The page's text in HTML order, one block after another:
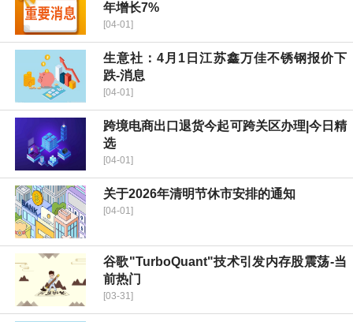
年增长7%
[04-01]
生意社：4月1日江苏鑫万佳不锈钢报价下
跌-消息
[04-01]
跨境电商出口退货今起可跨关区办理|今日精
选
[04-01]
关于2026年清明节休市安排的通知
[04-01]
谷歌"TurboQuant"技术引发内存股震荡-当
前热门
[03-31]